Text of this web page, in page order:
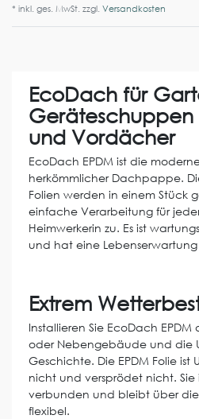
* inkl. ges. MwSt. zzgl. Versandkosten
EcoDach für
Geräteschuppen
und Vordächer
EcoDach EPDM ist die
herkömmlicher Dachpappe.
Folien werden in einem Stück
einfache Verarbeitung für
Heimwerkerin zu. Es ist
und hat eine
Extrem
Installieren Sie EcoDach
oder Nebengebäude und die
Geschichte. Die EPDM Folie ist
nicht und versprödet nicht. Sie
verbunden und bleibt über
flexibel.